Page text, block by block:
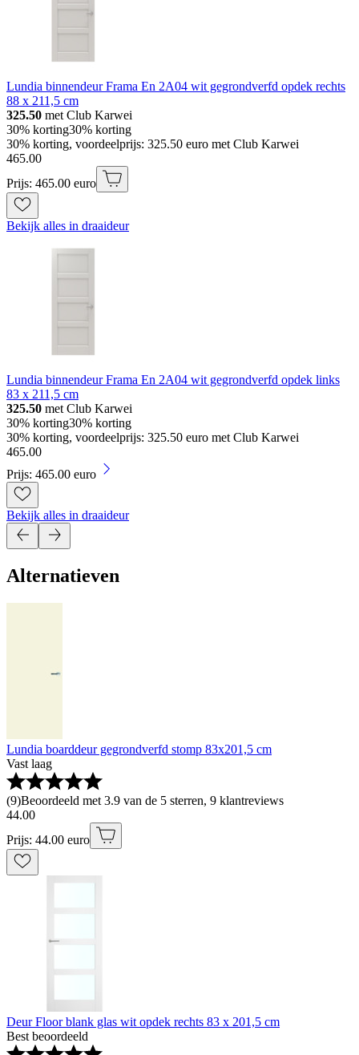
Lundia binnendeur Frama En 2A04 wit gegrondverfd opdek rechts
88 x 211,5 cm
325.50 met Club Karwei
30% korting30% korting
30% korting, voordeelprijs: 325.50 euro met Club Karwei
465.00
Prijs: 465.00 euro
Bekijk alles in draaideur
Lundia binnendeur Frama En 2A04 wit gegrondverfd opdek links
83 x 211,5 cm
325.50 met Club Karwei
30% korting30% korting
30% korting, voordeelprijs: 325.50 euro met Club Karwei
465.00
Prijs: 465.00 euro
Bekijk alles in draaideur
Alternatieven
Lundia boarddeur gegrondverfd stomp 83x201,5 cm
Vast laag
(9)Beoordeeld met 3.9 van de 5 sterren, 9 klantreviews
44.00
Prijs: 44.00 euro
Deur Floor blank glas wit opdek rechts 83 x 201,5 cm
Best beoordeeld